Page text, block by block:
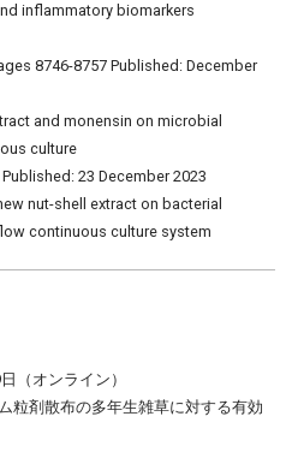
inflammatory biomarkers
8746-8757 Published: December
and monensin on microbial
culture
23 December 2023
nut-shell extract on bacterial
continuous culture system
（オンライン）
粒剤散布の多年生雑草に対する有効